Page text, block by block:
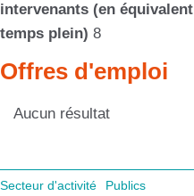
intervenants (en équivalent
temps plein) 8
Offres d'emploi
Aucun résultat
Secteur d'activité
Publics